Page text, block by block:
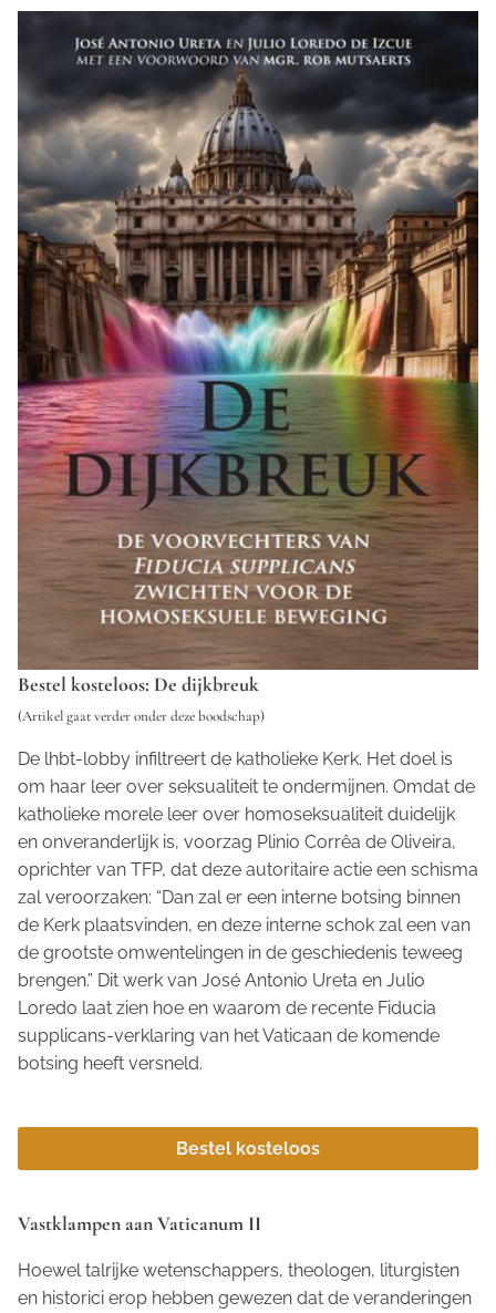
Bestel kosteloos: De dijkbreuk
(Artikel gaat verder onder deze boodschap)
De lhbt-lobby infiltreert de katholieke Kerk. Het doel is
om haar leer over seksualiteit te ondermijnen. Omdat de
katholieke morele leer over homoseksualiteit duidelijk
en onveranderlijk is, voorzag Plinio Corrêa de Oliveira,
oprichter van TFP, dat deze autoritaire actie een schisma
zal veroorzaken: “Dan zal er een interne botsing binnen
de Kerk plaatsvinden, en deze interne schok zal een van
de grootste omwentelingen in de geschiedenis teweeg
brengen.” Dit werk van José Antonio Ureta en Julio
Loredo laat zien hoe en waarom de recente Fiducia
supplicans-verklaring van het Vaticaan de komende
botsing heeft versneld.
Bestel kosteloos
Vastklampen aan Vaticanum II
Hoewel talrijke wetenschappers, theologen, liturgisten
en historici erop hebben gewezen dat de veranderingen